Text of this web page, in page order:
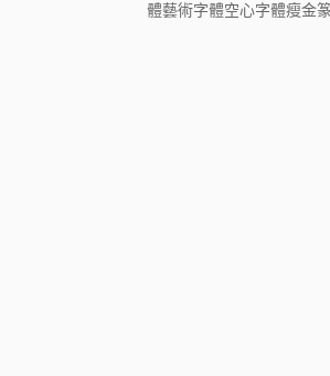
體藝術字體空心字體瘦金